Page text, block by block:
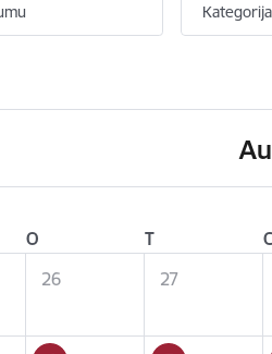
Kategorija
O T C
26 27